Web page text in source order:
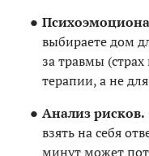
выбираете дом
за травмы
терапии, а не
Анализ рисков.
взять на себя
минут может